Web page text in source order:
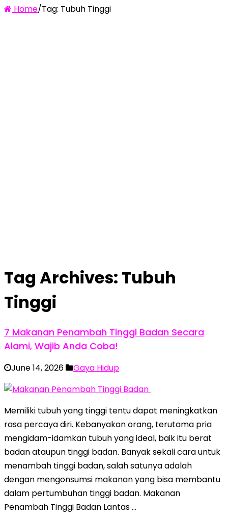
Home/Tag: Tubuh Tinggi
Tag Archives: Tubuh
Tinggi
7 Makanan Penambah Tinggi Badan Secara
Alami, Wajib Anda Coba!
June 14, 2026 Gaya Hidup
Memiliki tubuh yang tinggi tentu dapat meningkatkan
rasa percaya diri. Kebanyakan orang, terutama pria
mengidam-idamkan tubuh yang ideal, baik itu berat
badan ataupun tinggi badan. Banyak sekali cara untuk
menambah tinggi badan, salah satunya adalah
dengan mengonsumsi makanan yang bisa membantu
dalam pertumbuhan tinggi badan. Makanan
Penambah Tinggi Badan Lantas …